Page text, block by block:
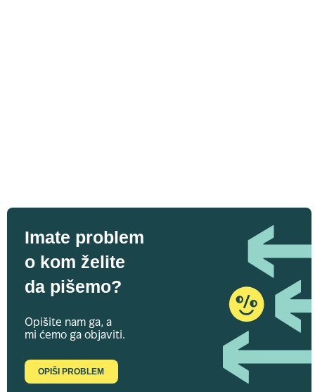
Imate problem
o kom želite
da pišemo?
Opišite nam ga, a
mi ćemo ga objaviti.
OPIŠI PROBLEM